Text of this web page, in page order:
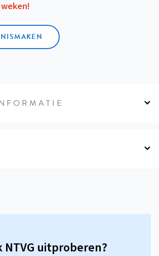
NTVG uitproberen?